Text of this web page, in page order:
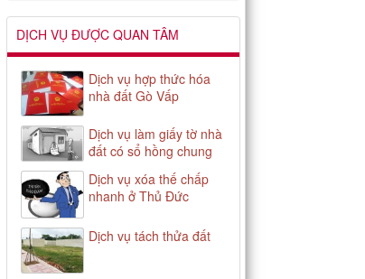
DỊCH VỤ ĐƯỢC QUAN TÂM
Dịch vụ hợp thức hóa
nhà đất Gò Vấp
Dịch vụ làm giấy tờ nhà
đất có sổ hồng chung
Dịch vụ xóa thế chấp
nhanh ở Thủ Đức
Dịch vụ tách thửa đất